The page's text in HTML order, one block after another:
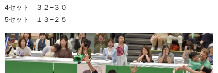
4セット ３２−３０
5セット １３−２５